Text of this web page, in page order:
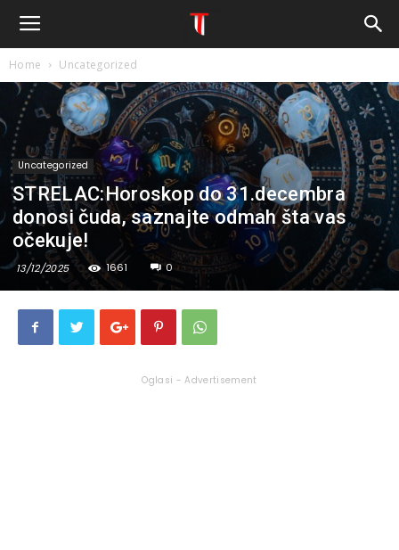
Home Uncategorized
Uncategorized
STRELAC:Horoskop do 31.decembra
donosi čuda, saznajte odmah šta vas
očekuje!
13/12/2025 1661 0
Oglasi - Advertisement